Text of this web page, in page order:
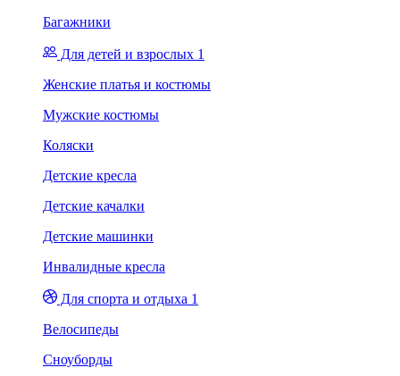
Багажники
Для детей и взрослых 1
Женские платья и костюмы
Мужские костюмы
Коляски
Детские кресла
Детские качалки
Детские машинки
Инвалидные кресла
Для спорта и отдыха 1
Велосипеды
Сноуборды